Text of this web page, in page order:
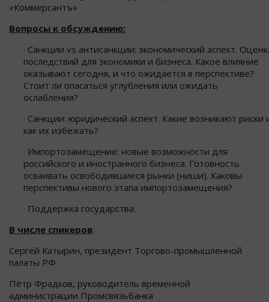
«Коммерсантъ»
Вопросы к обсуждению:
· Санкции vs антисанкции: экономический аспект.
последствий для экономики и бизнеса. Какое влияние
оказывают сегодня, и что ожидается в перспективе?
Стоит ли опасаться углубления или ожидать
ослабления?
· Санкции: юридический аспект. Какие возникают риски
как их избежать?
· Импортозамещение: новые возможности для
российского и иностранного бизнеса. Готовность
осваивать освободившиеся рынки (ниши). Каковы
перспективы нового этапа импортозамещения?
· Поддержка государства.
В числе спикеров:
Сергей Катырин, президент Торгово-промышленной
палаты РФ
Пётр Фрадков, руководитель временной
администрации Промсвязьбанка